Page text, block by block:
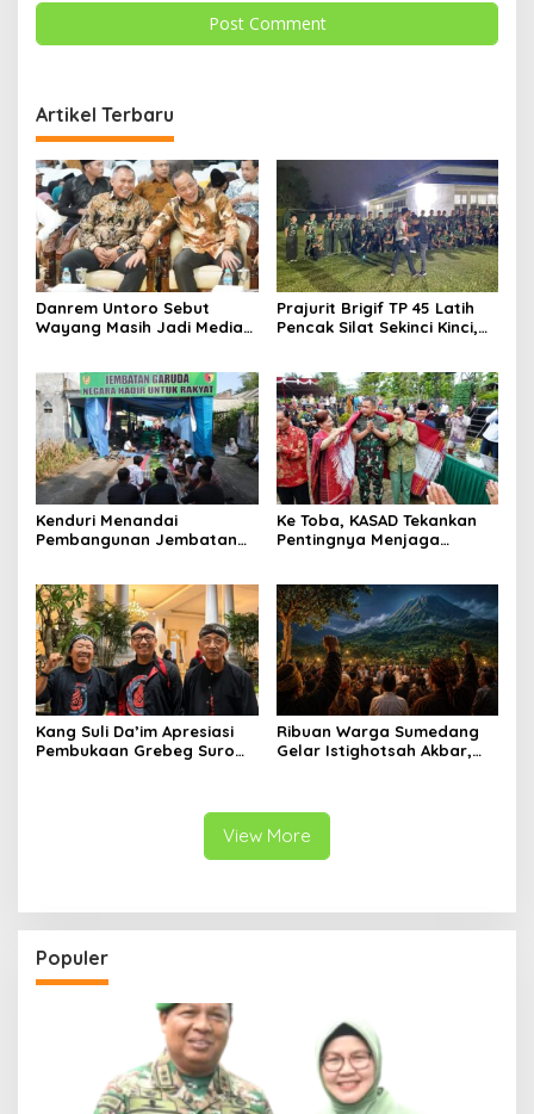
Artikel Terbaru
Danrem Untoro Sebut
Wayang Masih Jadi Media
Prajurit Brigif TP 45 Latih
Pencak Silat Sekinci Kinci,
Kenduri Menandai
Pembangunan Jembatan
Ke Toba, KASAD Tekankan
Pentingnya Menjaga
Kang ​Suli Da’im Apresiasi
Pembukaan Grebeg Suro
Ribuan Warga Sumedang
Gelar Istighotsah Akbar,
View More
Populer